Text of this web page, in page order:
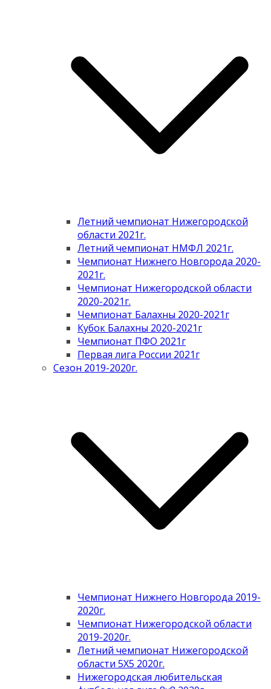
Летний чемпионат Нижегородской
области 2021г.
Летний чемпионат НМФЛ 2021г.
Чемпионат Нижнего Новгорода 2020-
2021г.
Чемпионат Нижегородской области
2020-2021г.
Чемпионат Балахны 2020-2021г
Кубок Балахны 2020-2021г
Чемпионат ПФО 2021г
Первая лига России 2021г
Сезон 2019-2020г.
Чемпионат Нижнего Новгорода 2019-
2020г.
Чемпионат Нижегородской области
2019-2020г.
Летний чемпионат Нижегородской
области 5Х5 2020г.
Нижегородская любительская